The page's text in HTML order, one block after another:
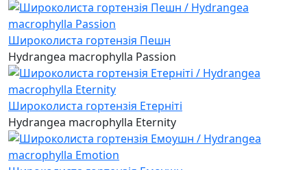
Широколиста гортензія Пешн
Hydrangea macrophylla Passion
Широколиста гортензія Етерніті
Hydrangea macrophylla Eternity